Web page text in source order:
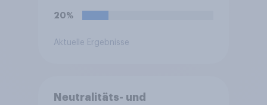
20%
Aktuelle Ergebnisse
Neutralitäts- und